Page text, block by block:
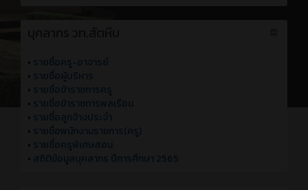
• รายชื่อครู-อาจารย์
• รายชื่อผู้บริหาร
• รายชื่อข้าราชการครู
• รายชื่อข้าราชการพลเรือน
• รายชื่อลูกจ้างประจำ
• รายชื่อพนักงานราชการ(ครู)
• รายชื่อครูพิเศษสอน
• สถิติข้อมูลบุคลากร ปีการศึกษา 2565